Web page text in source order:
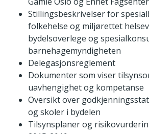
Stillingsbeskrivelser for
folkehelse og miljørettet
bydelsoverlege og
barnehagemyndigheten
Delegasjonsreglement
Dokumenter som viser
uavhengighet og kompetanse
Oversikt over
og skoler i bydelen
Tilsynsplaner og